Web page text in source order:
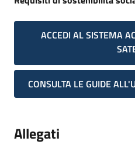
ACCEDI AL SISTEMA
CONSULTA LE GUIDE
Allegati